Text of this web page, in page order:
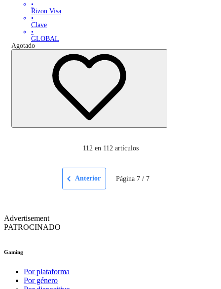
•
Rizon Visa
•
Clave
•
GLOBAL
Agotado
112 en 112 artículos
Anterior Página 7/ 7
Advertisement
PATROCINADO
Gaming
Por plataforma
Por género